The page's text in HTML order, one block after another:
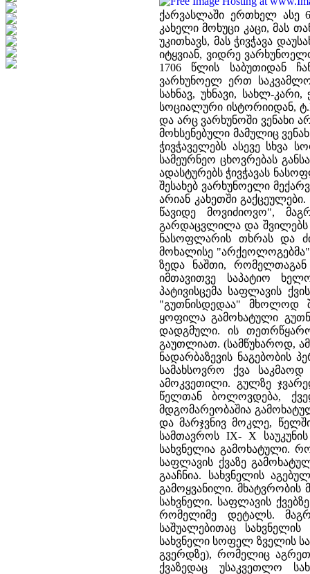
ქარვასლაში ერთხელ ასე
კახელი მოხუცი კაცი, მას
უკითხავს, მას ჭივჭავა
იტყვიან, ვიდრე
1706 წლის საბუთიდან
ვარხუნოელ ერთ
სახნავ, უხნავი, სახლ-
სოციალური ისტორიიდან,
და არც ვარხუნოში ვენახი
მოხსენებული მამულიც
ჭივჭაველებს ასევე სხვა
სამეურნეო ცხოვრებას
ადასტურებს ჭივჭავას
შესახებ ვარხუნოელი
არიან კახეთში
წავიდე მოვიძიოვო",
გარდაცვლილა და შვილებს
ნასოფლარის თხრას და
მოხალისე "არქეოლოგებმა"
ზედა ნაშთი, რომელთაგან
იმთავითვე საპატიო
პატივისცემა საფლავის
"გუთნისდედაა" მხოლოდ
ყოფილა გამოხატული
დადგმული. ის
გაუთლიათ. (სამწუხაროდ,
ნადარბაზევის ნაგებობის
სამახსოვრო ქვა
ამოკვეთილი. გულზე
წელთან ბოლოვდება,
მდგომარეობაშია
და მარჯვნივ მოკლე,
სამთავროს IX- X
სახვნელია გამოხატული.
საფლავის ქვაზე
გააჩნია. სახვნელის
გამოყვანილი.
სახვნელი. საფლავის
რომელიმე დეტალს.
საშუალებითაც
სახვნელი სოფელ ზველის
გვერდზე), რომელიც
ქვაზედაც უსაკვეთლო